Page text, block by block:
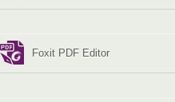
Foxit PDF Editor